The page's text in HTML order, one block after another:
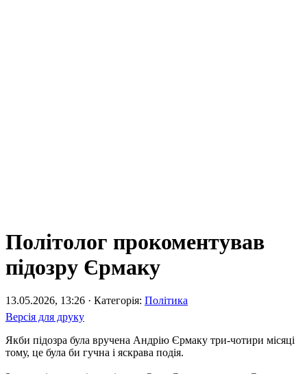
Політолог прокоментував
підозру Єрмаку
13.05.2026, 13:26 · Категорія: Політика
Версія для друку
Якби підозра була вручена Андрію Єрмаку три-чотири місяці
тому, це була би гучна і яскрава подія.